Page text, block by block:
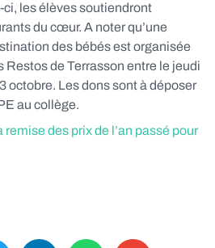
les élèves soutiendront
du cœur. A noter qu’une
des bébés est organisée
Restos de Terrasson entre le jeudi
octobre. Les dons sont à déposer
au collège.
remise des prix de l’an passé pour